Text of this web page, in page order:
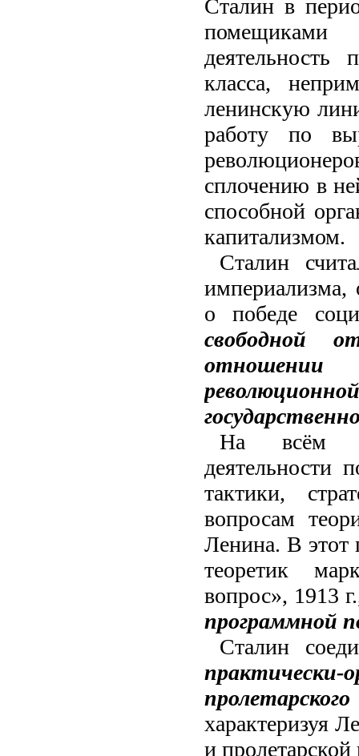
Сталин в
помещиками
класса,
ленинскую
работу по
сплочению в
способной
капитализмом.
Сталин
империализма,
о победе
свободной
отношении
На всём
деятельности
тактики,
вопросам
Ленина. В этот
теоретик
вопрос», 1913
программной
Сталин
характеризуя
и пролетарской